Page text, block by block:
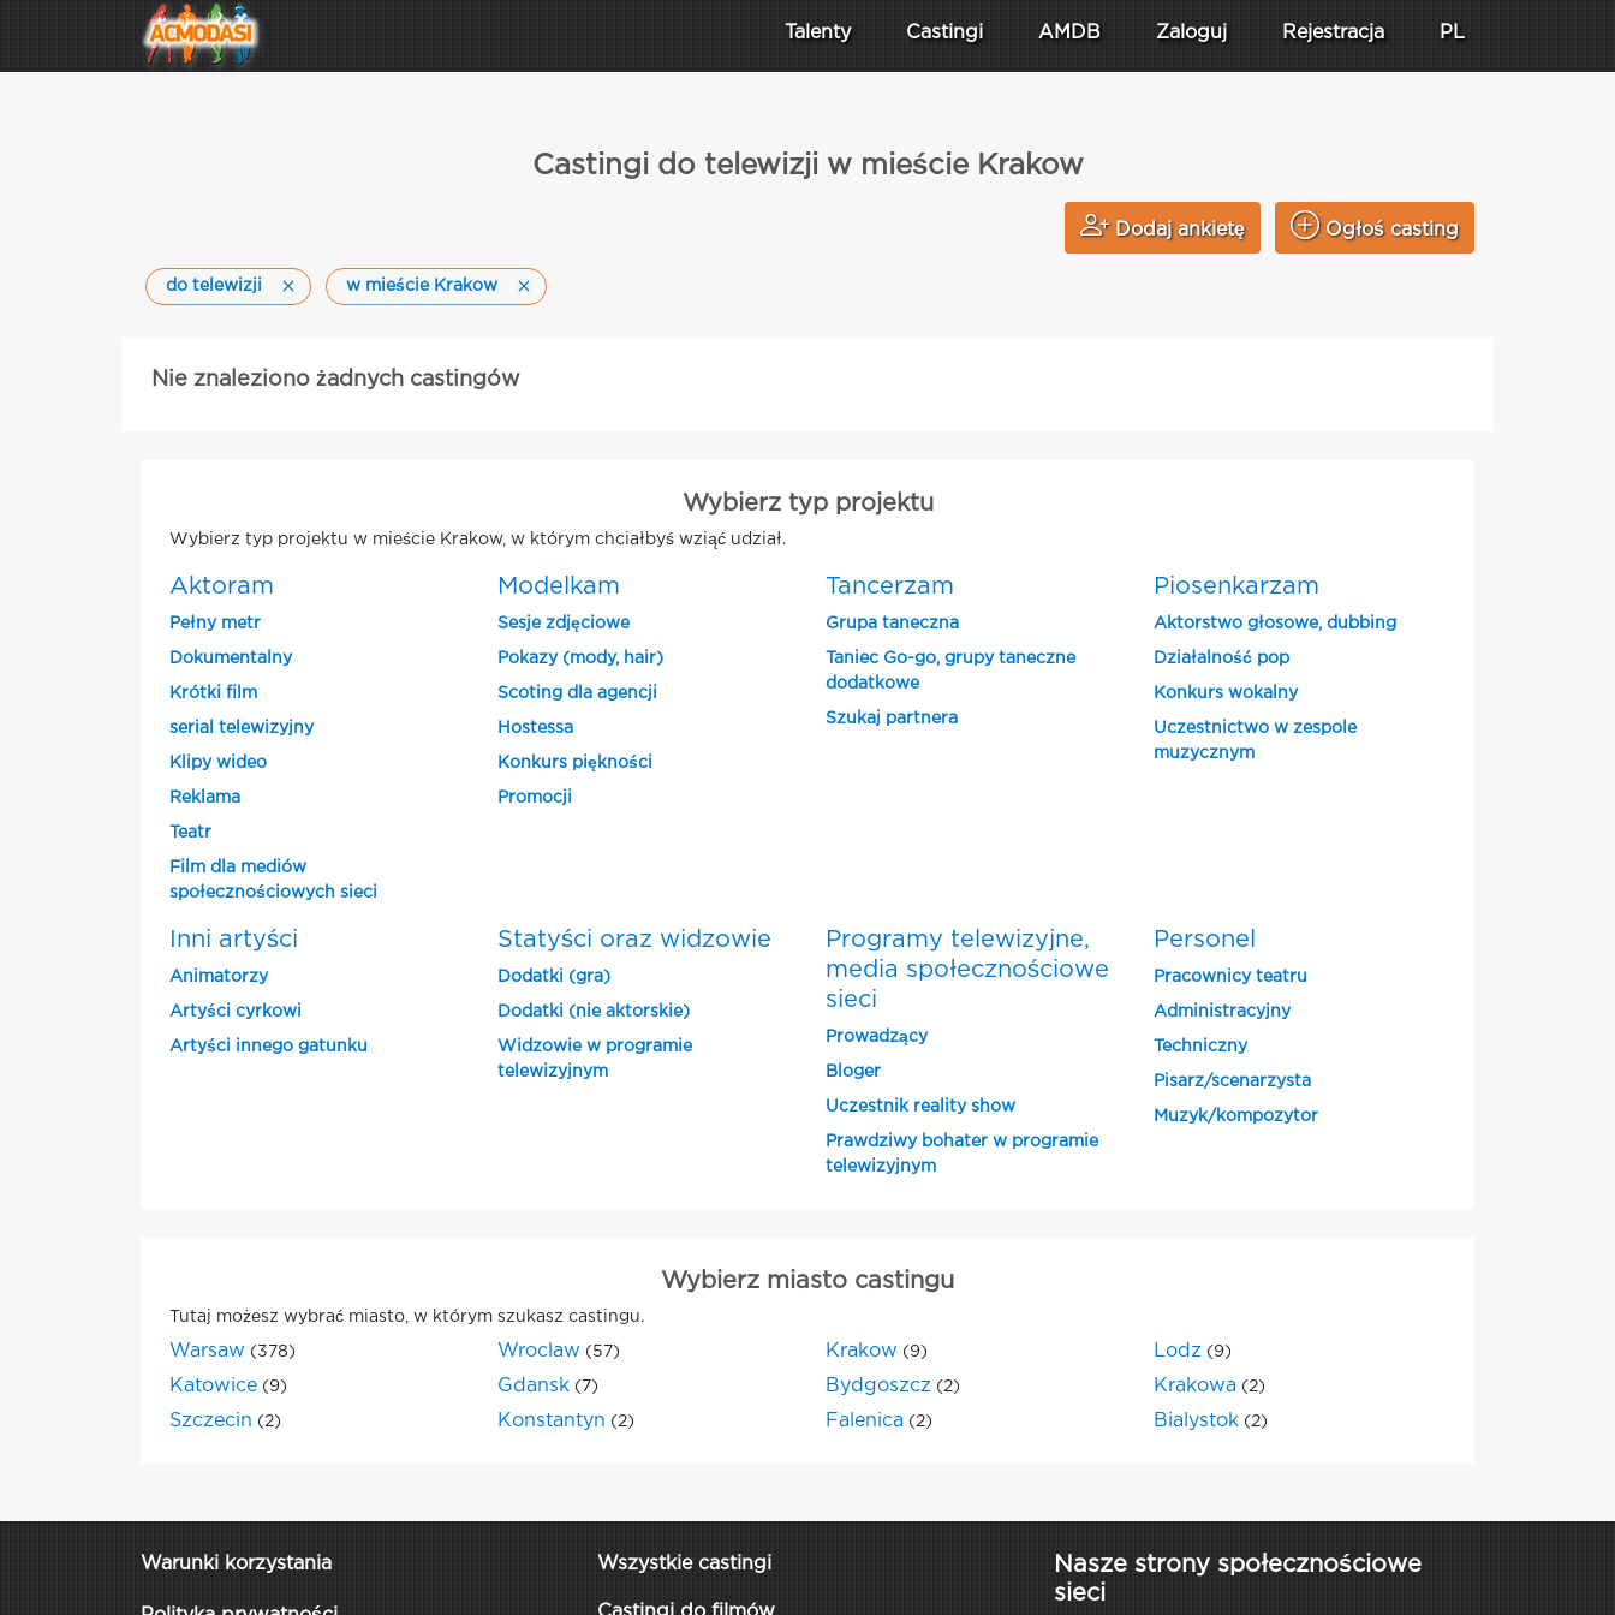
Talenty Castingi AMDB Zaloguj Rejestracja PL
Castingi do telewizji w mieście Krakow
Dodaj ankietę Ogłoś casting
do telewizji w mieście Krakow
Nie znaleziono żadnych castingów
Wybierz typ projektu
Wybierz typ projektu w mieście Krakow, w którym chciałbyś wziąć udział.
Aktoram
Pełny metr
Dokumentalny
Krótki film
serial telewizyjny
Klipy wideo
Reklama
Teatr
Film dla mediów
społecznościowych sieci
Modelkam
Sesje zdjęciowe
Pokazy (mody, hair)
Scoting dla agencji
Hostessa
Konkurs piękności
Promocji
Tancerzam
Grupa taneczna
Taniec Go-go, grupy taneczne
dodatkowe
Szukaj partnera
Piosenkarzam
Aktorstwo głosowe, dubbing
Działalność pop
Konkurs wokalny
Uczestnictwo w zespole
muzycznym
Inni artyści
Animatorzy
Artyści cyrkowi
Artyści innego gatunku
Statyści oraz widzowie
Dodatki (gra)
Dodatki (nie aktorskie)
Widzowie w programie
telewizyjnym
Programy telewizyjne,
media społecznościowe
sieci
Prowadzący
Bloger
Uczestnik reality show
Prawdziwy bohater w programie
telewizyjnym
Personel
Pracownicy teatru
Administracyjny
Techniczny
Pisarz/scenarzysta
Muzyk/kompozytor
Wybierz miasto castingu
Tutaj możesz wybrać miasto, w którym szukasz castingu.
Warsaw (378) Wroclaw (57) Krakow (9) Lodz (9)
Katowice (9) Gdansk (7) Bydgoszcz (2) Krakowa (2)
Szczecin (2) Konstantyn (2) Falenica (2) Bialystok (2)
Warunki korzystania Wszystkie castingi
Nasze strony społecznościowe
sieci